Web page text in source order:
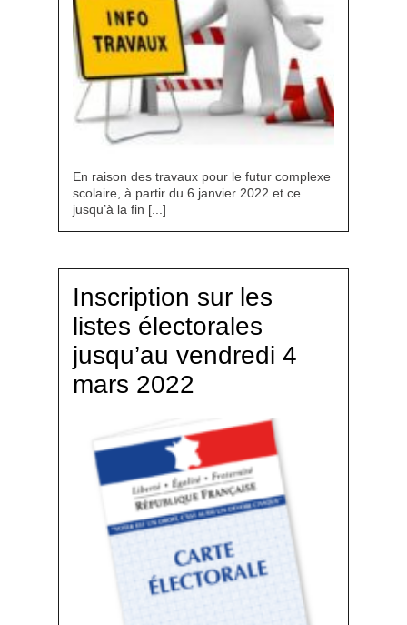
En raison des travaux pour le futur complexe
scolaire, à partir du 6 janvier 2022 et ce
jusqu’à la fin [...]
Inscription sur les
listes électorales
jusqu’au vendredi 4
mars 2022